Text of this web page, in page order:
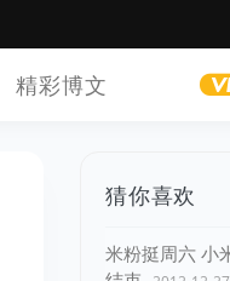
精彩博文
猜你喜欢
米粉挺周六 小